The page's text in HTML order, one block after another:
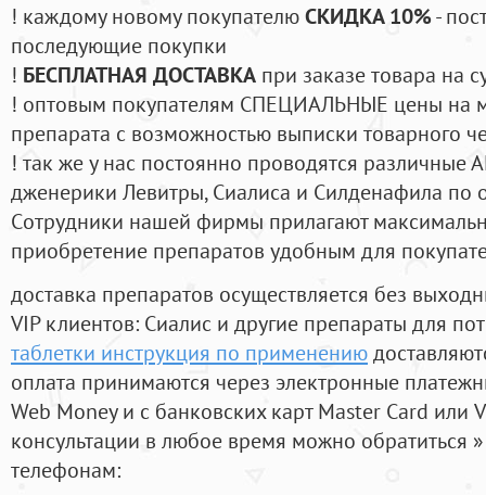
! каждому новому покупателюСКИДКА 10%-
последующие покупки
! БЕСПЛАТНАЯ ДОСТАВКА при заказе товара на
! оптовым покупателям СПЕЦИАЛЬНЫЕ цены на
препарата с возможностью выписки товарного
! так же у нас постоянно проводятся
дженерики Левитры, Сиалиса и Силденафила по
Cотрудники нашей фирмы прилагают
приобретение препаратов удобным для
доставка препаратов осуществляется без
VIP клиентов: Сиалис и другие препараты для
таблетки инструкция по применению
оплата принимаются через электронные
Web Money и с банковских карт Master Card или
консультации в любое время можно обратиться
телефонам: